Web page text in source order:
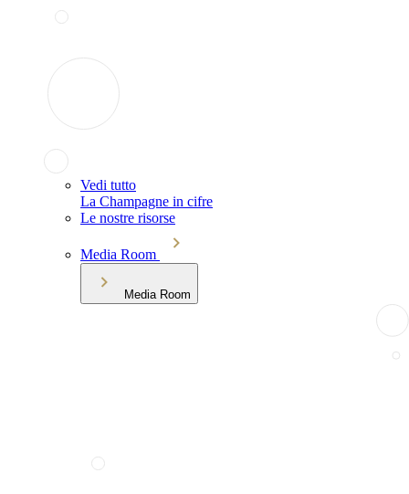
Vedi tutto
La Champagne in cifre
Le nostre risorse
Media Room
Media Room